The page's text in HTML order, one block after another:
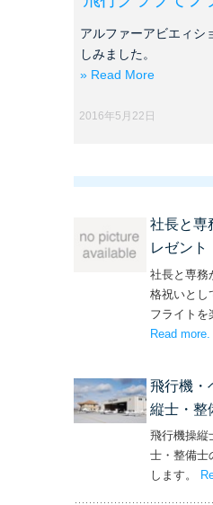
アルファーアビエィシ
しみました。
» Read More
2016年5月22日
社長と専
レゼント
社長と専務
格祝いとし
フライトを
Read more
飛行機
縦士・整
飛行機操縦
士・整備士
します。